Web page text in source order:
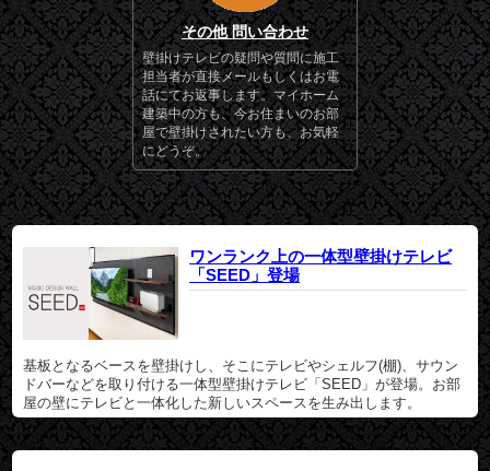
その他 問い合わせ
壁掛けテレビの疑問や質問に施工
担当者が直接メールもしくはお電
話にてお返事します。マイホーム
建築中の方も、今お住まいのお部
屋で壁掛けされたい方も、お気軽
にどうぞ。
ワンランク上の一体型壁掛けテレビ
「SEED」登場
基板となるベースを壁掛けし、そこにテレビやシェルフ(棚)、サウン
ドバーなどを取り付ける一体型壁掛けテレビ「SEED」が登場。お部
屋の壁にテレビと一体化した新しいスペースを生み出します。